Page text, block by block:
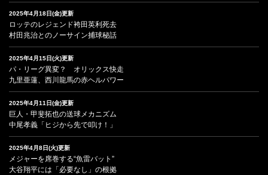
2025年4月18日(金)更新
ロッテのレジェンド袴田英利死去
村田兆治とのノーサイン捕球秘話
2025年4月15日(火)更新
パ・リーグ異変？ オリックス快走
九里亜蓮、西川龍馬の赤ヘルパワー
2025年4月11日(金)更新
巨人・甲斐拓也の送球メカニズム
中尾孝義「ヒジから先で叩け！」
2025年4月8日(火)更新
メジャーを席巻する“魚雷バット”
大谷翔平には「必要なし」の根拠